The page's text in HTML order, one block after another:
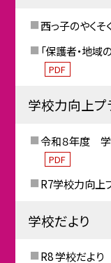
西っ子のやくそ
「保護者・地域
PDF
学校力向上プ
令和８年度 学
PDF
R7学校力向上
学校だより
R8 学校だよ